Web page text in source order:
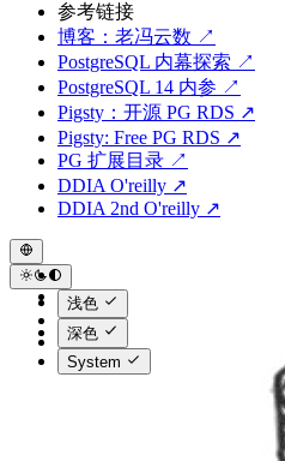
参考链接
博客：老冯云数 ↗
PostgreSQL 内幕探索 ↗
PostgreSQL 14 内参 ↗
Pigsty：开源 PG RDS ↗
Pigsty: Free PG RDS ↗
PG 扩展目录 ↗
DDIA O'reilly ↗
DDIA 2nd O'reilly ↗
浅色
深色
System